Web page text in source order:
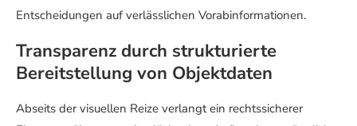
Entscheidungen auf verlässlichen Vorabinformationen.
Transparenz durch strukturierte
Bereitstellung von Objektdaten
Abseits der visuellen Reize verlangt ein rechtssicherer